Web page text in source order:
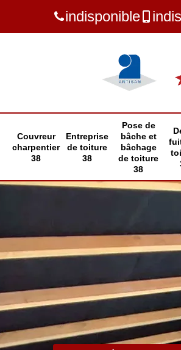
indisponible
Couvreur
charpentier
38
Entreprise
de toiture
38
Pose de
bâche et
bâchage
de toiture
38